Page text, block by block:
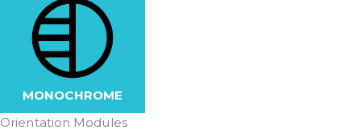
MONOCHROME
Orientation Modules